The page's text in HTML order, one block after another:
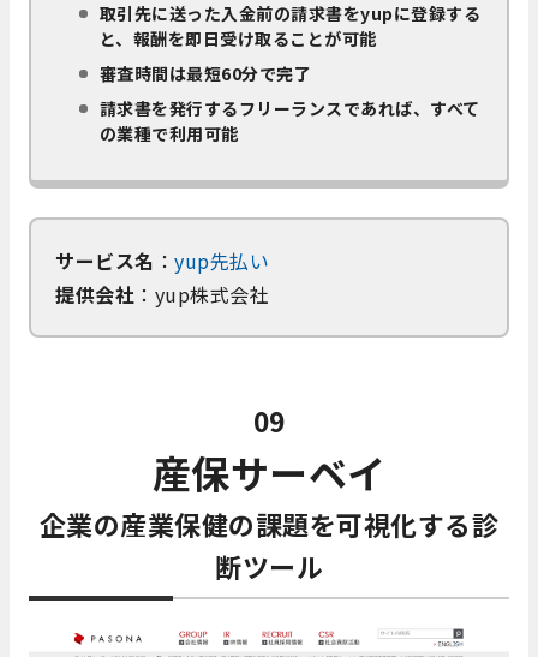
取引先に送った入金前の請求書をyupに登録する
と、報酬を即日受け取ることが可能
審査時間は最短60分で完了
請求書を発行するフリーランスであれば、すべて
の業種で利用可能
サービス名 ： yup先払い
提供会社 ：yup株式会社
09
産保サーベイ
企業の産業保健の課題を可視化する診
断ツール